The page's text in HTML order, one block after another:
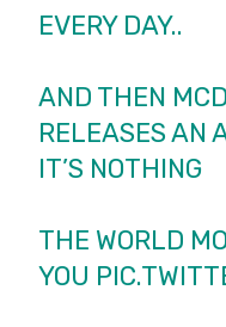
EVERY DAY..
AND THEN
RELEASES AN
IT’S NOTHING
THE WORLD
YOU